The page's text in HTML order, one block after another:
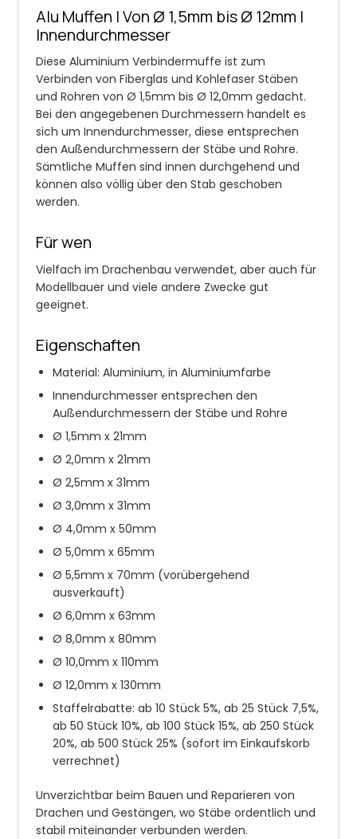
Alu Muffen | Von Ø 1,5mm bis Ø 12mm |
Innendurchmesser
Diese Aluminium Verbindermuffe ist zum
Verbinden von Fiberglas und Kohlefaser Stäben
und Rohren von Ø 1,5mm bis Ø 12,0mm gedacht.
Bei den angegebenen Durchmessern handelt es
sich um Innendurchmesser, diese entsprechen
den Außendurchmessern der Stäbe und Rohre.
Sämtliche Muffen sind innen durchgehend und
können also völlig über den Stab geschoben
werden.
Für wen
Vielfach im Drachenbau verwendet, aber auch für
Modellbauer und viele andere Zwecke gut
geeignet.
Eigenschaften
Material: Aluminium, in Aluminiumfarbe
Innendurchmesser entsprechen den
Außendurchmessern der Stäbe und Rohre
Ø 1,5mm x 21mm
Ø 2,0mm x 21mm
Ø 2,5mm x 31mm
Ø 3,0mm x 31mm
Ø 4,0mm x 50mm
Ø 5,0mm x 65mm
Ø 5,5mm x 70mm (vorübergehend
ausverkauft)
Ø 6,0mm x 63mm
Ø 8,0mm x 80mm
Ø 10,0mm x 110mm
Ø 12,0mm x 130mm
Staffelrabatte: ab 10 Stück 5%, ab 25 Stück 7,5%,
ab 50 Stück 10%, ab 100 Stück 15%, ab 250 Stück
20%, ab 500 Stück 25% (sofort im Einkaufskorb
verrechnet)
Unverzichtbar beim Bauen und Reparieren von
Drachen und Gestängen, wo Stäbe ordentlich und
stabil miteinander verbunden werden.